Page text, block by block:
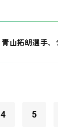
青山拓朗選手
4 5